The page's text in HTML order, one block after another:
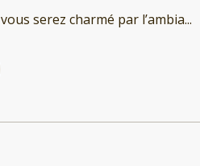
serez charmé par l’ambia...